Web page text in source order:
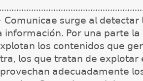
𝖢𝗈𝗆𝗎𝗇𝗂𝖼𝖺𝖾 𝗌𝗎𝗋𝗀𝖾 𝖺𝗅 𝖽𝖾𝗍𝖾𝖼𝗍𝖺𝗋
𝗂𝗇𝖿𝗈𝗋𝗆𝖺𝖼𝗂𝗈́𝗇. 𝖯𝗈𝗋 𝗎𝗇𝖺 𝗉𝖺𝗋𝗍𝖾
𝗅𝗈𝗌 𝖼𝗈𝗇𝗍𝖾𝗇𝗂𝖽𝗈𝗌 𝗊𝗎𝖾
𝗅𝗈𝗌 𝗊𝗎𝖾 𝗍𝗋𝖺𝗍𝖺𝗇 𝖽𝖾
𝖺𝖽𝖾𝖼𝗎𝖺𝖽𝖺𝗆𝖾𝗇𝗍𝖾